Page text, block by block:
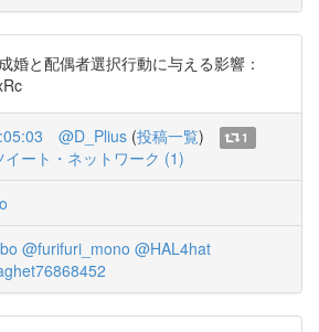
婚と配偶者選択行動に与える影響：
@D_Plius (投稿一覧)
1
イート・ネットワーク (1)
@furifuri_mono @HAL4hat